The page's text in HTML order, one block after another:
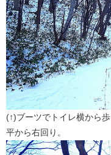
(↑)ブーツでトイレ横から
平から右回り。